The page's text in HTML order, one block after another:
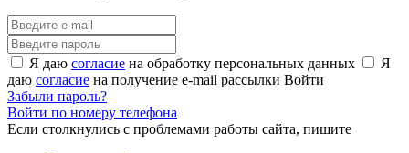
Я даю согласие на обработку персональных данных
Я
даю согласие на получение e-mail рассылки Войти
Забыли пароль?
Войти по номеру телефона
Если столкнулись с проблемами работы сайта, пишите